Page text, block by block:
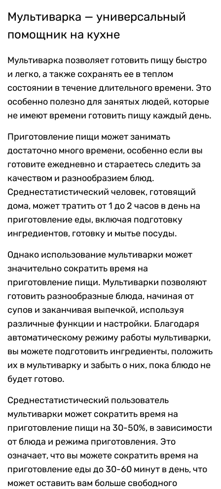
Мультиварка — универсальный
помощник на кухне
Мультиварка позволяет готовить пищу быстро
и легко, а также сохранять ее в теплом
состоянии в течение длительного времени. Это
особенно полезно для занятых людей, которые
не имеют времени готовить пищу каждый день.
Приготовление пищи может занимать
достаточно много времени, особенно если вы
готовите ежедневно и стараетесь следить за
качеством и разнообразием блюд.
Среднестатистический человек, готовящий
дома, может тратить от 1 до 2 часов в день на
приготовление еды, включая подготовку
ингредиентов, готовку и мытье посуды.
Однако использование мультиварки может
значительно сократить время на
приготовление пищи. Мультиварки позволяют
готовить разнообразные блюда, начиная от
супов и заканчивая выпечкой, используя
различные функции и настройки. Благодаря
автоматическому режиму работы мультиварки,
вы можете подготовить ингредиенты, положить
их в мультиварку и забыть о них, пока блюдо не
будет готово.
Среднестатистический пользователь
мультиварки может сократить время на
приготовление пищи на 30-50%, в зависимости
от блюда и режима приготовления. Это
означает, что вы можете сократить время на
приготовление еды до 30-60 минут в день, что
может оставить вам больше свободного